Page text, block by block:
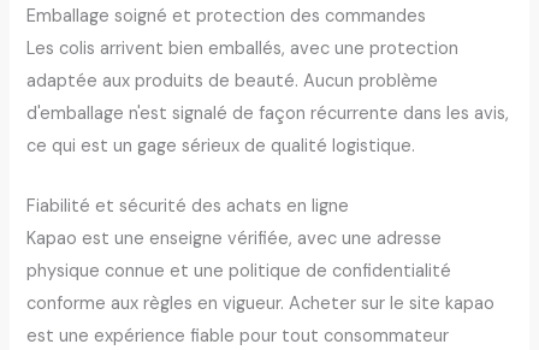
Emballage soigné et protection des commandes
Les colis arrivent bien emballés, avec une protection
adaptée aux produits de beauté. Aucun problème
d'emballage n'est signalé de façon récurrente dans les avis,
ce qui est un gage sérieux de qualité logistique.
Fiabilité et sécurité des achats en ligne
Kapao est une enseigne vérifiée, avec une adresse
physique connue et une politique de confidentialité
conforme aux règles en vigueur. Acheter sur le site kapao
est une expérience fiable pour tout consommateur